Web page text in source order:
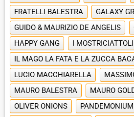
L
A
Y
B
A
C
K
R
A
T
E
A
C
K
W
A
R
D
FRATELLI BALESTRA
GALAXY
GUIDO & MAURIZIO DE ANGELIS
HAPPY GANG
I MOSTRICIATTOLI
IL MAGO LA FATA E LA ZUCCA
LUCIO MACCHIARELLA
MAURO BALESTRA
MAURO
OLIVER ONIONS
PANDEMONIUM